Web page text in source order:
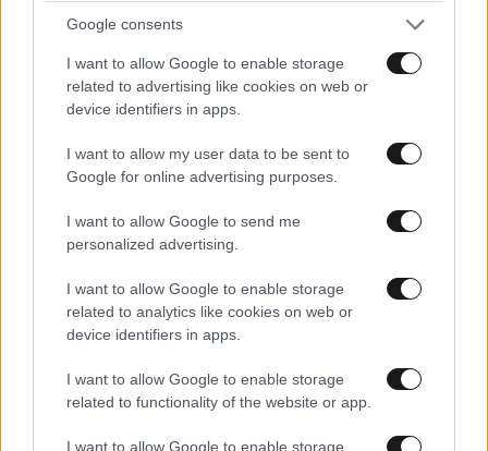
Google consents
I want to allow Google to enable storage
related to advertising like cookies on web or
device identifiers in apps.
I want to allow my user data to be sent to
Google for online advertising purposes.
I want to allow Google to send me
personalized advertising.
I want to allow Google to enable storage
related to analytics like cookies on web or
device identifiers in apps.
I want to allow Google to enable storage
related to functionality of the website or app.
I want to allow Google to enable storage
ευθύνες. Κάθε διαθέσιμος δημοσιονομικός χώρος
και μη -γιατί δεν είναι μόνο δημοσιονομικά τα μέτρα,
συζητήσουμε, είναι και πολλά άλλα- διαρκώς θα
κινούμαστε για να βελτιώνουμε τη συνθήκη των
πολιτών που μας παρακολουθούν αυτή τη στιγμή.
επιτυχία της Ευρωπαϊκής Ένωσης, εγώ θυμάμαι το
είχατε πει κι εσείς δημοσίως ως Έλληνας υπουργός
Οικονομικών για τη ρήτρα διαφυγής την ενεργειακή,
το οποίο είναι κομβικό νομίζω για όλες τις
κυβερνήσεις της Ευρωπαϊκής Ένωσης…αυτό θα
φτάσει στον καταναλωτή ή αφορά επενδύσεις;